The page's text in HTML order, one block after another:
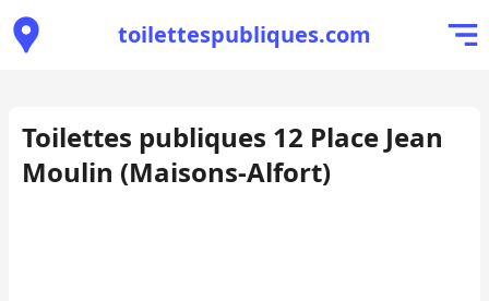
toilettespubliques.com
Toilettes publiques 12 Place Jean
Moulin (Maisons-Alfort)